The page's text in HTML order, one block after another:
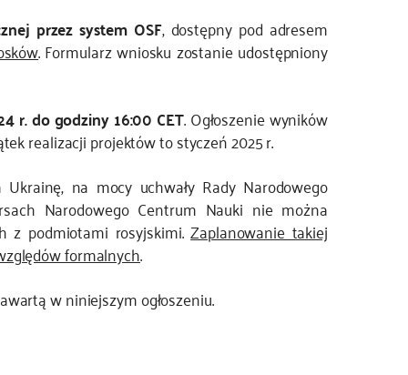
przez system OSF, dostępny pod adresem
. Formularz wniosku zostanie udostępniony
r. do godziny 16:00 CET. Ogłoszenie wyników
realizacji projektów to styczeń 2025 r.
na mocy uchwały Rady Narodowego
Narodowego Centrum Nauki nie można
z podmiotami rosyjskimi.Zaplanowanie takiej
formalnych.
w niniejszym ogłoszeniu.